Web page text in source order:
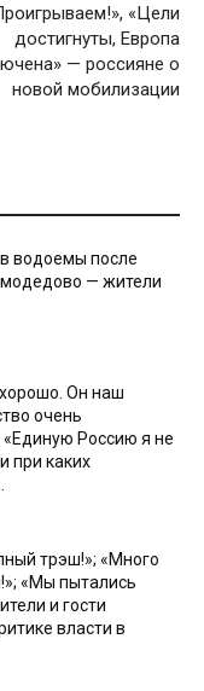
«Цели
достигнуты, Европа
— россияне о
новой мобилизации
водоемы после
— жители
Он наш
очень
«Единую Россию я не
при каких
трэш!»; «Много
«Мы пытались
и гости
власти в